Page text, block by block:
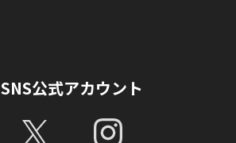
SNS公式アカウント